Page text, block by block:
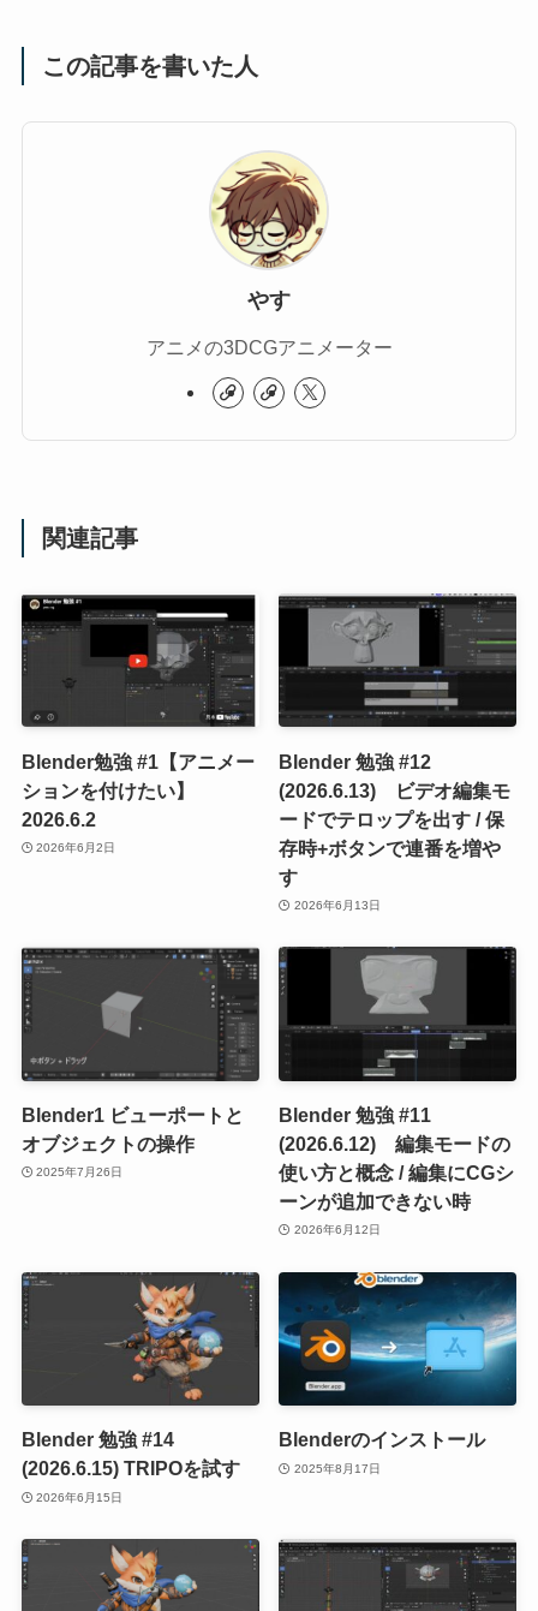
この記事を書いた人
やす
アニメの3DCGアニメーター
関連記事
Blender勉強 #1【アニメー
ションを付けたい】
2026.6.2
2026年6月2日
Blender 勉強 #12
(2026.6.13) ビデオ編集モ
ードでテロップを出す / 保
存時+ボタンで連番を増や
す
2026年6月13日
Blender1 ビューポートと
オブジェクトの操作
2025年7月26日
Blender 勉強 #11
(2026.6.12) 編集モードの
使い方と概念 / 編集にCGシ
ーンが追加できない時
2026年6月12日
Blender 勉強 #14
(2026.6.15) TRIPOを試す
2026年6月15日
Blenderのインストール
2025年8月17日